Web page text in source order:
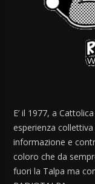
E’ il 1977, a
esperienza
informazione e
coloro che da
fuori la Talpa ma